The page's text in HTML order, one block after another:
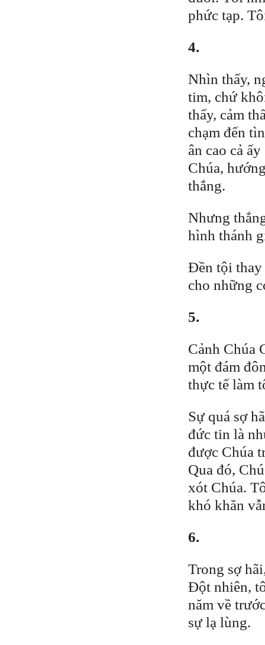
phức tạp.
4.
Nhìn thấy,
tim, chứ
thấy, cảm
chạm đến
ân cao cả
Chúa,
thắng.
Nhưng
hình thánh
Đền tội thay
cho những
5.
Cảnh Chúa
một đám
thực tế làm
Sự quá sợ
đức tin là
được Chúa
Qua đó,
xót Chúa.
khó khăn
6.
Trong sợ
Đột nhiên,
năm về
sự lạ lùng.